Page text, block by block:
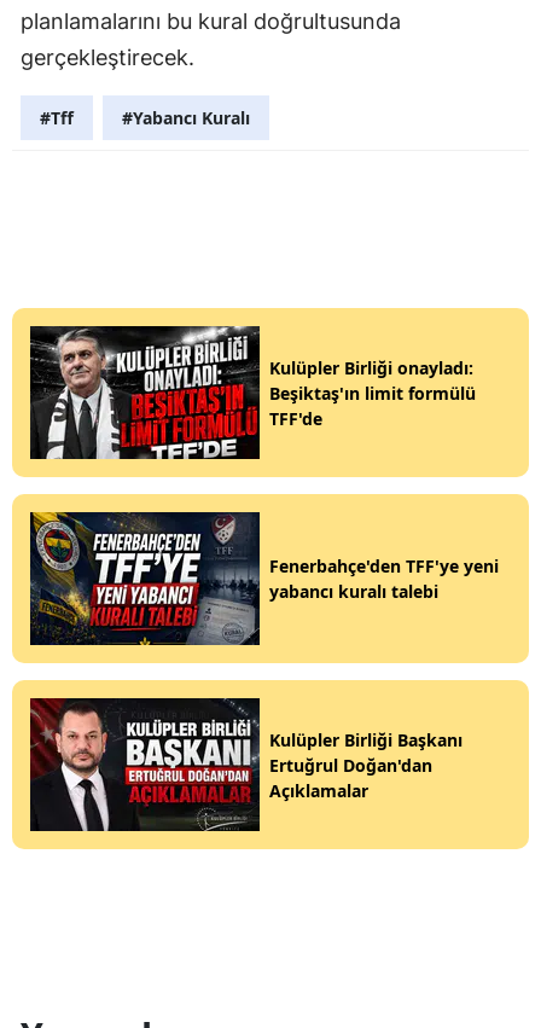
planlamalarını bu kural doğrultusunda
gerçekleştirecek.
#Tff #Yabancı Kuralı
Kulüpler Birliği onayladı:
Beşiktaş'ın limit formülü
TFF'de
Fenerbahçe'den TFF'ye yeni
yabancı kuralı talebi
Kulüpler Birliği Başkanı
Ertuğrul Doğan'dan
Açıklamalar